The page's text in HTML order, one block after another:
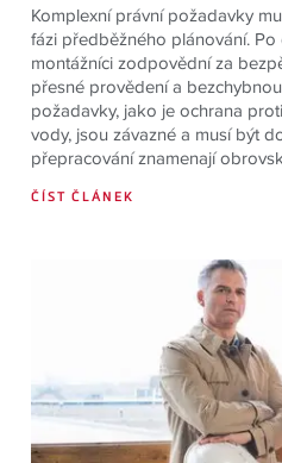
Komplexní právní požadavky
fázi předběžného plánování.
montážníci zodpovědní za
přesné provědení a
požadavky, jako je ochrana
vody, jsou závazné a musí být
přepracování znamenají
ČÍST ČLÁNEK